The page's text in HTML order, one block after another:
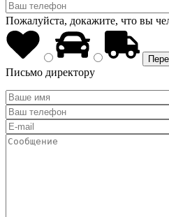
Пожалуйста, докажите, что вы
Письмо директору